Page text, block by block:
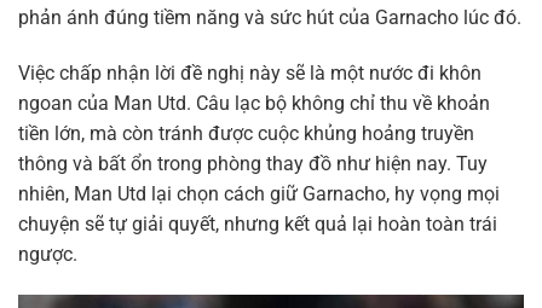
phản ánh đúng tiềm năng và sức hút của Garnacho lúc đó.
Việc chấp nhận lời đề nghị này sẽ là một nước đi khôn
ngoan của Man Utd. Câu lạc bộ không chỉ thu về khoản
tiền lớn, mà còn tránh được cuộc khủng hoảng truyền
thông và bất ổn trong phòng thay đồ như hiện nay. Tuy
nhiên, Man Utd lại chọn cách giữ Garnacho, hy vọng mọi
chuyện sẽ tự giải quyết, nhưng kết quả lại hoàn toàn trái
ngược.